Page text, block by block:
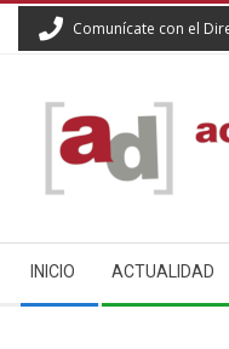
Comunícate con el
DIGITAL
Navigation
Menu
INICIO ACTUALIDAD